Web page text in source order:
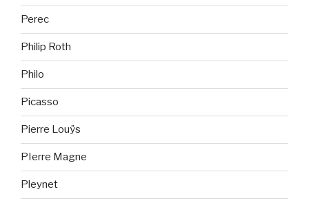
Perec
Philip Roth
Philo
Picasso
Pierre Louÿs
PIerre Magne
Pleynet